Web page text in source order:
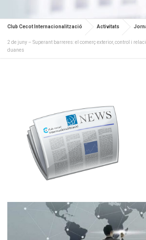
Club Cecot Internacionalització Activitats
2 de juny – Superant barreres: el comerç exterior, control i
duanes